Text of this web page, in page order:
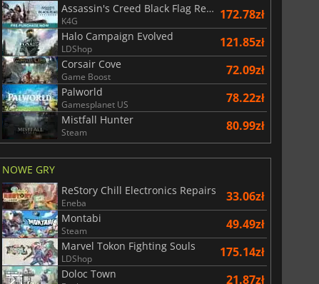
Assassin's Creed Black Flag Resynced
K4G 172.78zł
Halo Campaign Evolved
LDShop 121.85zł
Corsair Cove
Game Boost 72.09zł
Palworld
Gamesplanet US 78.22zł
Mistfall Hunter
Steam 80.99zł
NOWE GRY
ReStory Chill Electronics Repairs
Eneba 33.06zł
Montabi
Steam 49.49zł
Marvel Tokon Fighting Souls
LDShop 175.14zł
Doloc Town 21.87zł